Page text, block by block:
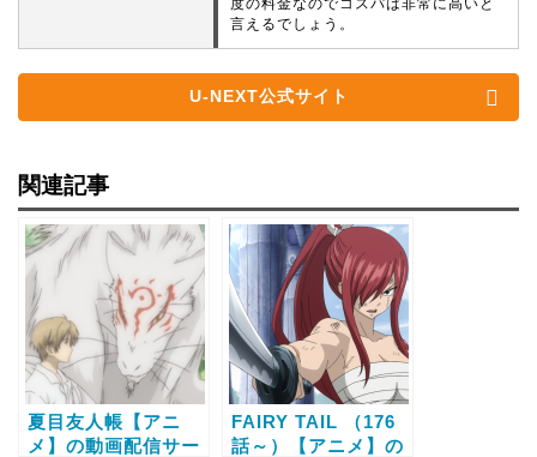
度の料金なのでコスパは非常に高いと
言えるでしょう。
U-NEXT公式サイト
関連記事
夏目友人帳【アニ
メ】の動画配信サー
FAIRY TAIL （176
話～）【アニメ】の